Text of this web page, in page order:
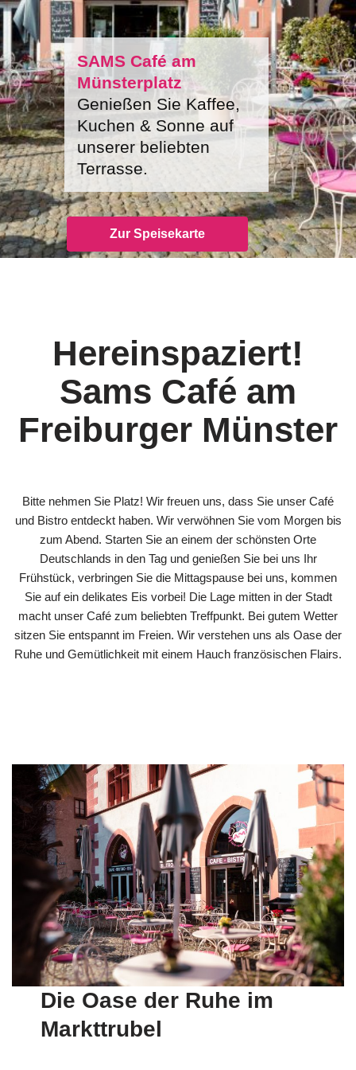
SAMS Café am
Münsterplatz
Genießen Sie Kaffee,
Kuchen & Sonne auf
unserer beliebten
Terrasse.
Zur Speisekarte
Hereinspaziert!
Sams Café am
Freiburger Münster
Bitte nehmen Sie Platz! Wir freuen uns, dass Sie unser Café
und Bistro entdeckt haben. Wir verwöhnen Sie vom Morgen bis
zum Abend. Starten Sie an einem der schönsten Orte
Deutschlands in den Tag und genießen Sie bei uns Ihr
Frühstück, verbringen Sie die Mittagspause bei uns, kommen
Sie auf ein delikates Eis vorbei! Die Lage mitten in der Stadt
macht unser Café zum beliebten Treffpunkt. Bei gutem Wetter
sitzen Sie entspannt im Freien. Wir verstehen uns als Oase der
Ruhe und Gemütlichkeit mit einem Hauch französischen Flairs.
Die Oase der Ruhe im
Markttrubel